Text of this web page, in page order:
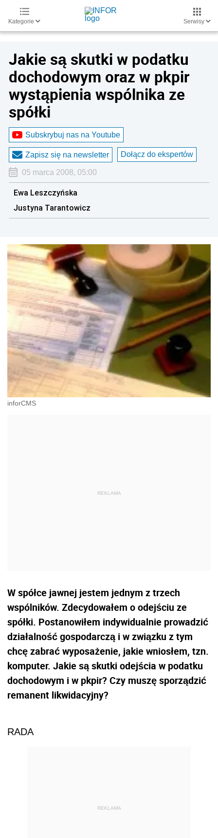
Kategorie Serwisy
Jakie są skutki w podatku
dochodowym oraz w pkpir
wystąpienia wspólnika ze
spółki
Subskrybuj nas na Youtube
Zapisz się na newsletter Dołącz do ekspertów
05 marca 2008, 05:00
Ewa Leszczyńska
Justyna Tarantowicz
inforCMS
W spółce jawnej jestem jednym z trzech
wspólników. Zdecydowałem o odejściu ze
spółki. Postanowiłem indywidualnie prowadzić
działalność gospodarczą i w związku z tym
chcę zabrać wyposażenie, jakie wniosłem, tzn.
komputer. Jakie są skutki odejścia w podatku
dochodowym i w pkpir? Czy muszę sporządzić
remanent likwidacyjny?
RADA
REKLAMA